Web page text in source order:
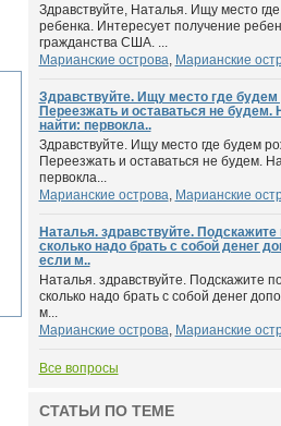
Здравствуйте, Наталья. Ищу место
ребенка. Интересует получение
гражданства США. ...
Марианские острова, Марианские
Здравствуйте. Ищу место где будем
Переезжать и оставаться не будем.
найти: первокла..
Здравствуйте. Ищу место где будем
Переезжать и оставаться не будем.
первокла...
Марианские острова, Марианские
Наталья. здравствуйте.
сколько надо брать с собой денег
если м..
Наталья. здравствуйте. Подскажите
сколько надо брать с собой денег
м...
Марианские острова, Марианские
Все вопросы
СТАТЬИ ПО ТЕМЕ